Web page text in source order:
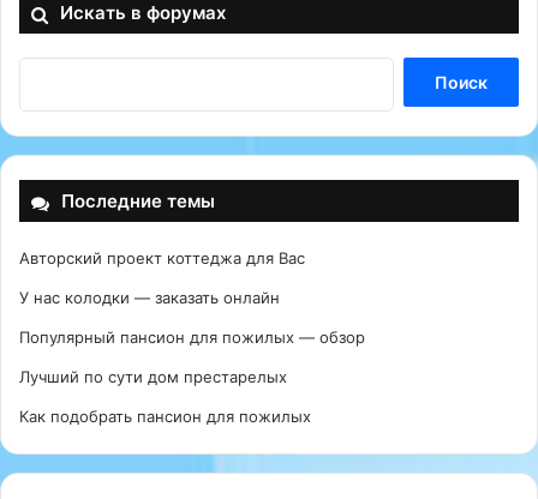
Искать в форумах
Последние темы
Авторский проект коттеджа для Вас
У нас колодки — заказать онлайн
Популярный пансион для пожилых — обзор
Лучший по сути дом престарелых
Как подобрать пансион для пожилых